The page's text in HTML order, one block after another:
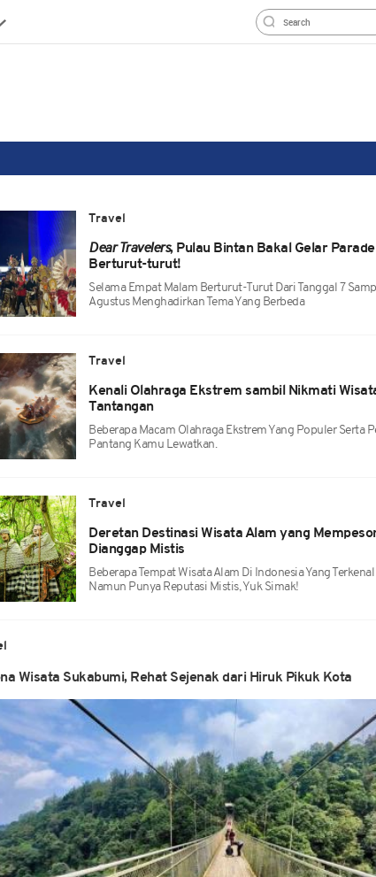
Travel
Dear Travelers, Pulau Bintan Bakal Gelar
Berturut-turut!
Selama Empat Malam Berturut-Turut Dari Tanggal 7
Agustus Menghadirkan Tema Yang Berbeda
Travel
Kenali Olahraga Ekstrem sambil Nikmati
Tantangan
Beberapa Macam Olahraga Ekstrem Yang Populer Serta
Pantang Kamu Lewatkan.
Travel
Deretan Destinasi Wisata Alam yang
Dianggap Mistis
Beberapa Tempat Wisata Alam Di Indonesia Yang
Namun Punya Reputasi Mistis, Yuk Simak!
Wisata Sukabumi, Rehat Sejenak dari Hiruk Pikuk Kota